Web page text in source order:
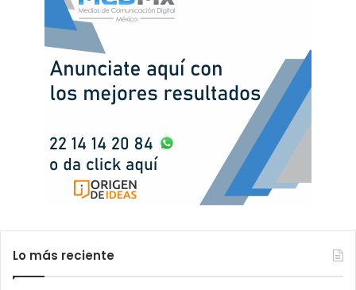
Lo más reciente